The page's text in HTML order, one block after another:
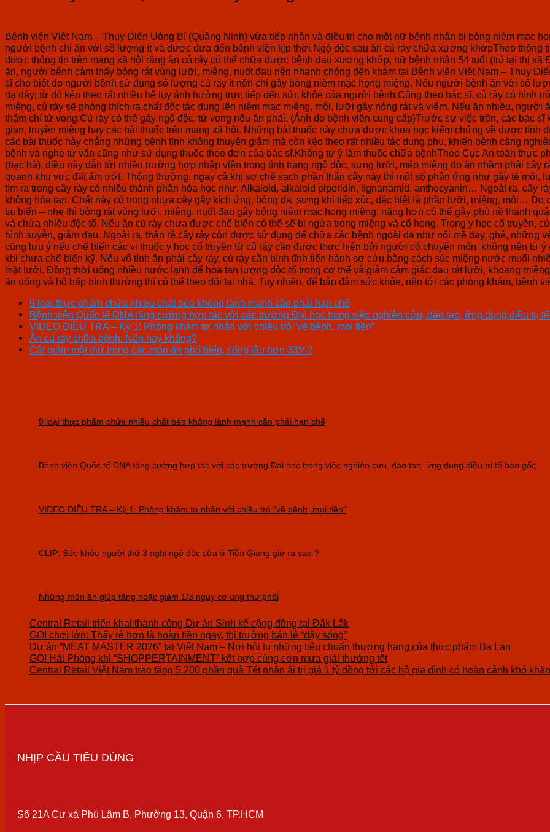
Bệnh viện Việt Nam – Thụy Điển Uông Bí (Quảng Ninh) vừa tiếp nhận và điều trị cho một nữ bệnh nhân bị bỏng niêm mạc
người bệnh chỉ ăn với số lượng ít và được đưa đến bệnh viện kịp thời.Ngộ độc sau ăn củ ráy chữa xương khớpTheo thông
được thông tin trên mạng xã hội rằng ăn củ ráy có thể chữa được bệnh đau xương khớp, nữ bệnh nhân 54 tuổi (trú tại thị xã
ăn, người bệnh cảm thấy bỏng rát vùng lưỡi, miệng, nuốt đau nên nhanh chóng đến khám tại Bệnh viện Việt Nam – Thụy
sĩ cho biết do người bệnh sử dụng số lượng củ ráy ít nên chỉ gây bỏng niêm mạc họng miệng. Nếu người bệnh ăn với số
dạ dày; từ đó kéo theo rất nhiều hệ lụy ảnh hưởng trực tiếp đến sức khỏe của người bệnh.Cũng theo bác sĩ, củ ráy có hình
miệng, củ ráy sẽ phóng thích ra chất độc tác dụng lên niêm mạc miệng, môi, lưỡi gây nóng rát và viêm. Nếu ăn nhiều,
thậm chí tử vong.Củ ráy có thể gây ngộ độc, tử vong nếu ăn phải. (Ảnh do bệnh viện cung cấp)Trước sự việc trên, các bác
gian, truyền miệng hay các bài thuốc trên mạng xã hội. Những bài thuốc này chưa được khoa học kiểm chứng về dược
các bài thuốc này chẳng những bệnh tình không thuyên giảm mà còn kéo theo rất nhiều tác dụng phụ, khiến bệnh càng
bệnh và nghe tư vấn cũng như sử dụng thuốc theo đơn của bác sĩ.Không tự ý làm thuốc chữa bệnhTheo Cục An toàn thực
(bạc hà), điều này dẫn tới nhiều trường hợp nhập viện trong tình trạng ngộ độc, sưng lưỡi, méo miệng do ăn nhầm phải cây
quanh khu vực đất ẩm ướt. Thông thường, ngay cả khi sơ chế sạch phần thân cây này thì một số phản ứng như gây tê môi,
tìm ra trong cây ráy có nhiều thành phần hóa học như: Alkaloid, alkaloid piperidin, lignanamid, anthocyanin… Ngoài ra, cây
không hòa tan. Chất này có trong nhựa cây gây kích ứng, bỏng da, sưng khi tiếp xúc, đặc biệt là phần lưỡi, miệng, môi…
tai biến – nhẹ thì bỏng rát vùng lưỡi, miệng, nuốt đau gây bỏng niêm mạc họng miệng; nặng hơn có thể gây phù nề thanh
và chứa nhiều độc tố. Nếu ăn củ ráy chưa được chế biến có thể sẽ bị ngứa trong miệng và cổ họng. Trong y học cổ truyền,
bình suyễn, giảm đau. Ngoài ra, thân rễ cây ráy còn được sử dụng để chữa các bệnh ngoài da như nổi mề đay, ghẻ, những
cũng lưu ý nếu chế biến các vị thuốc y học cổ truyền từ củ ráy cần được thực hiện bởi người có chuyên môn, không nên tự
khi chưa chế biến kỹ. Nếu vô tình ăn phải cây ráy, củ ráy cần bình tĩnh tiến hành sơ cứu bằng cách súc miệng nước muối
mặt lưỡi. Đồng thời uống nhiều nước lạnh để hòa tan lượng độc tố trong cơ thể và giảm cảm giác đau rát lưỡi, khoang
ăn uống và hô hấp bình thường thì có thể theo dõi tại nhà. Tuy nhiên, để bảo đảm sức khỏe, nên tới các phòng khám, bệnh
9 loại thực phẩm chứa nhiều chất béo không lành mạnh cần phải hạn chế
Bệnh viện Quốc tế DNA tăng cường hợp tác với các trường Đại học trong việc nghiên cứu, đào tạo, ứng dụng điều trị
VIDEO ĐIỀU TRA – Kỳ 1: Phòng khám tư nhân với chiêu trò “vẽ bệnh, moi tiền”
Ăn củ ráy chữa bệnh: Nên hay không?
Cắt giảm một thứ trong các món ăn phổ biến, sống lâu hơn 33%?
9 loại thực phẩm chứa nhiều chất béo không lành mạnh cần phải hạn chế
Bệnh viện Quốc tế DNA tăng cường hợp tác với các trường Đại học trong việc nghiên cứu, đào tạo, ứng dụng điều trị tế bào gốc
VIDEO ĐIỀU TRA – Kỳ 1: Phòng khám tư nhân với chiêu trò “vẽ bệnh, moi tiền”
CLIP: Sức khỏe người thứ 3 nghi ngộ độc sữa ở Tiền Giang giờ ra sao ?
Những món ăn giúp tăng hoặc giảm 1/3 nguy cơ ung thư phổi
Central Retail triển khai thành công Dự án Sinh kế cộng đồng tại Đắk Lắk
GO! chơi lớn: Thấy rẻ hơn là hoàn tiền ngay, thị trường bán lẻ “dậy sóng”
Dự án “MEAT MASTER 2026” tại Việt Nam – Nơi hội tụ những tiêu chuẩn thượng hạng của thực phẩm Ba Lan
GO! Hải Phòng khi “SHOPPERTAINMENT” kết hợp cùng cơn mưa giải thưởng tết
Central Retail Việt Nam trao tặng 5.200 phần quà Tết nhân ái trị giá 1 tỷ đồng tới các hộ gia đình có hoàn cảnh khó khăn
NHỊP CẦU TIÊU DÙNG
Số 21A Cư xá Phú Lâm B, Phường 13, Quận 6, TP.HCM